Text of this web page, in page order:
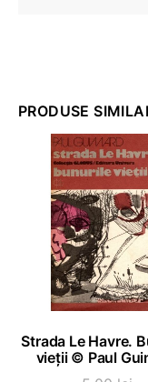
PRODUSE
ADAUGĂ ÎN COȘ
Strada Le Havre.
vieții © Paul